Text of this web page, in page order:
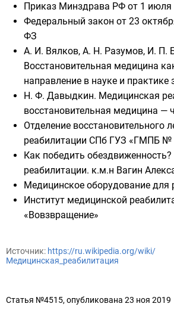
Приказ Минздрава РФ от 1
Федеральный закон от 23
ФЗ
А. И. Вялков, А. Н. Разумов, И. П.
Восстановительная медицина
направление в науке и практике
Н. Ф. Давыдкин. Медицинская
восстановительная медицина —
Отделение восстановительного
реабилитации СПб ГУЗ «ГМПБ №
Как победить
реабилитации. к.м.н Вагин
Медицинское оборудование для
Институт медицинской
«Вовзвращение»
Источник: https://ru.wikipedia.org/wiki/
Медицинская_реабилитация
Статья №4515, опубликована 23 ноя 2019